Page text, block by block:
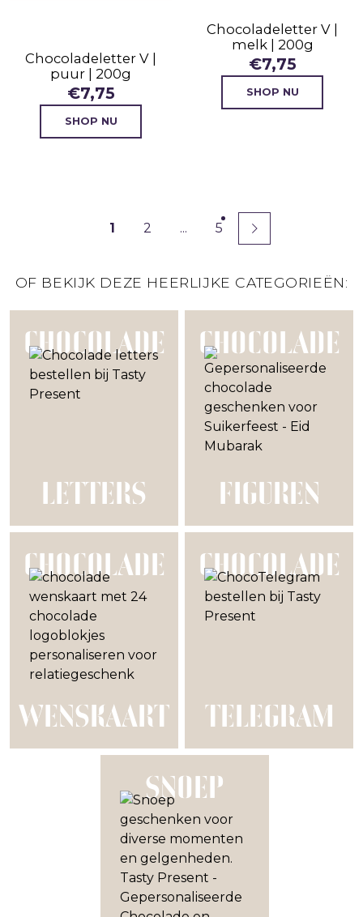
Chocoladeletter V |
puur | 200g
€7,75
SHOP NU
Chocoladeletter V |
melk | 200g
€7,75
SHOP NU
1 2 ... 5
OF BEKIJK DEZE HEERLIJKE CATEGORIEËN:
CHOCOLADE
LETTERS
CHOCOLADE
FIGUREN
CHOCOLADE
WENSKAART
CHOCOLADE
TELEGRAM
SNOEP